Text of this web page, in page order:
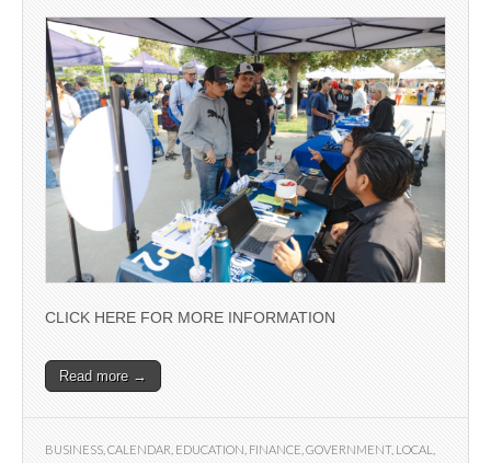
CLICK HERE FOR MORE INFORMATION
Read more →
BUSINESS CALENDAR EDUCATION FINANCE GOVERNMENT, LOCAL